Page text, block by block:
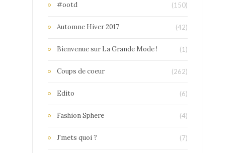
#ootd (150)
Automne Hiver 2017 (42)
Bienvenue sur La Grande Mode ! (1)
Coups de coeur (262)
Edito (6)
Fashion Sphere (4)
J'mets quoi ? (7)